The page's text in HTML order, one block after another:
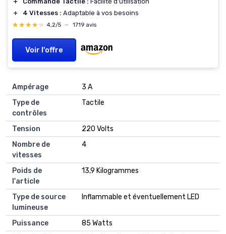
＋
4 Vitesses : Adaptable à vos besoins
★★★★★
★★★★★ 4,2/5 — 1719 avis
Voir l'offre
Ampérage
‎3 A
Type de
contrôles
‎Tactile
Tension
‎220 Volts
Nombre de
vitesses
‎4
Poids de
l'article
‎13,9 Kilogrammes
Type de source
lumineuse
‎Inflammable et éventuellement LED
Puissance
‎85 Watts